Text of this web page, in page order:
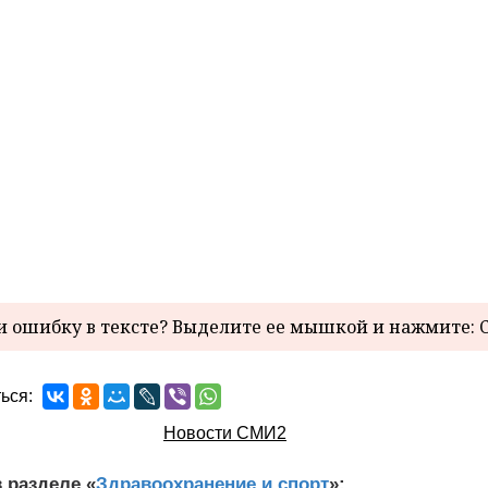
в тексте? Выделите ее мышкой и нажмите:
Новости СМИ2